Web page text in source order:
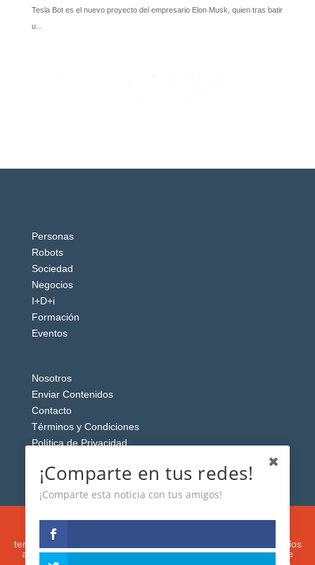
Personas
Robots
Sociedad
Negocios
I+D+i
Formación
Eventos
Nosotros
Enviar Contenidos
Contacto
Términos y Condiciones
Política de Privacidad
Esta web usa cookies analíticas y publicitarias (propias y de
terceros) para analizar el tráfico y personalizar el contenido y los
anuncios que le mostremos de acuerdo con su navegación e
¡Comparte en tus redes!
¡Comparte esta noticia con tus amigos!